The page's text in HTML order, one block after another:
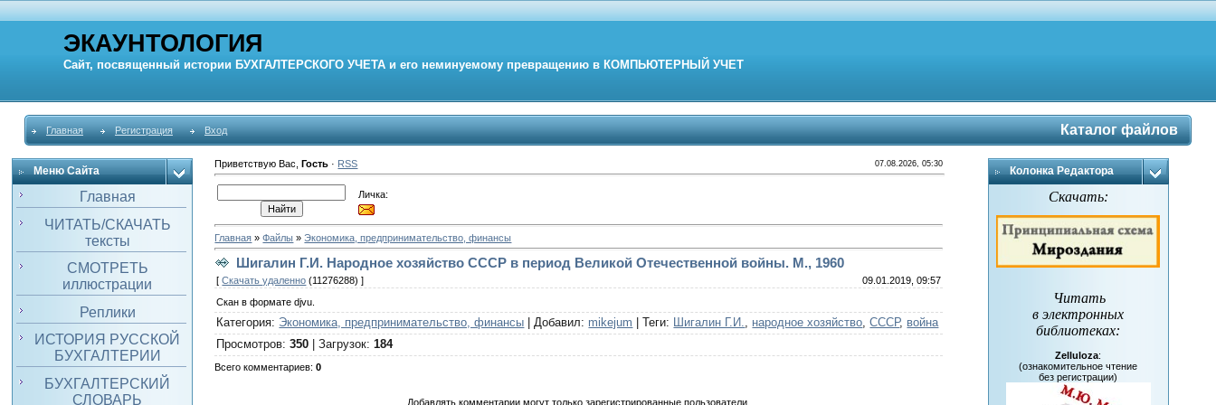
ЭКАУНТОЛОГИЯ
Сайт, посвященный истории БУХГАЛТЕРСКОГО УЧЕТА и его неминуемому превращению в КОМПЬЮТЕРНЫЙ УЧЕТ
Главная Регистрация Вход Каталог файлов
Меню Сайта
Главная
ЧИТАТЬ/СКАЧАТЬ
тексты
СМОТРЕТЬ
иллюстрации
Реплики
ИСТОРИЯ РУССКОЙ
БУХГАЛТЕРИИ
БУХГАЛТЕРСКИЙ
СЛОВАРЬ
Приветствую Вас ,Гость · RSS 07.08.2026, 05:30
Личка:
Главная »Файлы »Экономика, предпринимательство, финансы
Шигалин Г.И. Народное хозяйство СССР в период Великой Отечественной войны. М., 1960
[Скачать удаленно (11276288) ]
09.01.2019, 09:57
Скан в формате djvu.
Категория: Экономика, предпринимательство, финансы |Добавил: mikejum |Теги: Шигалин Г.И., народное хозяйство,СССР, война
Просмотров:350 |Загрузок:184
Всего комментариев:0
Добавлять комментарии могут только зарегистрированные пользователи.
Колонка Редактора
Скачать:
Читать
в электронных
библиотеках:
Zelluloza:
(ознакомительное чтение
без регистрации)